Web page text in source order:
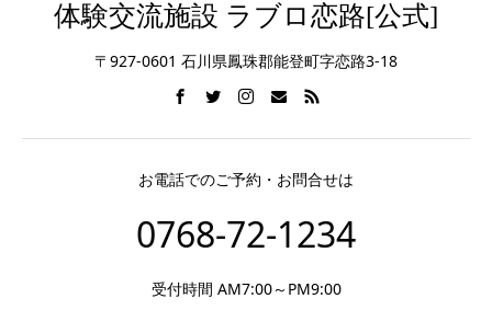
体験交流施設 ラブロ恋路[公式]
〒927-0601 石川県鳳珠郡能登町字恋路3-18
お電話でのご予約・お問合せは
0768-72-1234
受付時間 AM7:00～PM9:00